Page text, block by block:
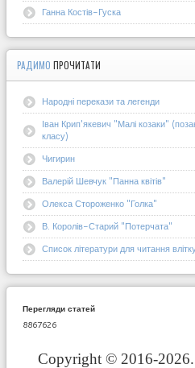
Ганна Костів-Гуска
РАДИМО ПРОЧИТАТИ
Народні перекази та легенди
Іван Крип'якевич "Малі козаки"
класу)
Чигирин
Валерій Шевчук "Панна квітів"
Олекса Стороженко "Голка"
В. Королів-Старий "Потерчата"
Список літератури для читання
Перегляди статей
8867626
Copyright © 2016-2026.